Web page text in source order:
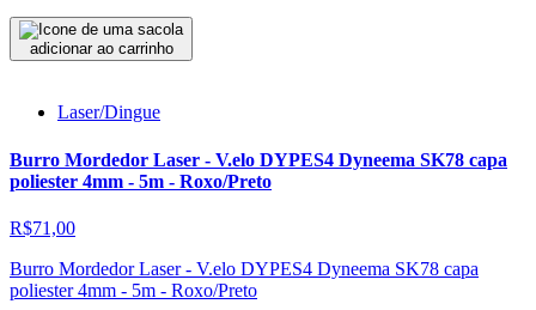
adicionar ao carrinho
Laser/Dingue
Burro Mordedor Laser - V.elo DYPES4 Dyneema SK78 capa
poliester 4mm - 5m - Roxo/Preto
R$71,00
Burro Mordedor Laser - V.elo DYPES4 Dyneema SK78 capa
poliester 4mm - 5m - Roxo/Preto